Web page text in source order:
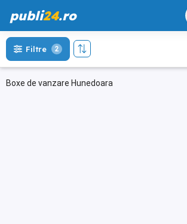
publi24.ro
Boxe de vanzare Hunedoara
Filtre 2